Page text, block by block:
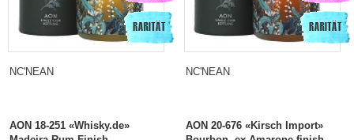
NC'NEAN
AON 18-251 «Whisky.de»
NC'NEAN
AON 20-676 «Kirsch Import»